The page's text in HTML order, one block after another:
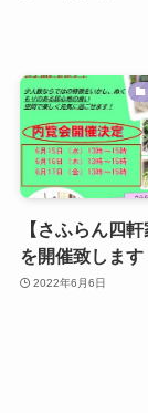
【さふらん四
を開催致します
2022年6月6日